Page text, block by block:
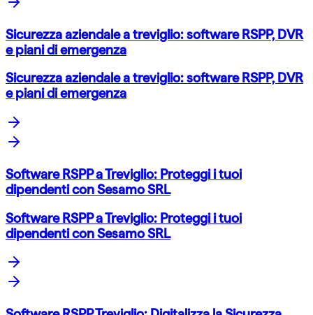
Sicurezza aziendale a treviglio: software RSPP, DVR
e piani di emergenza
Sicurezza aziendale a treviglio: software RSPP, DVR
e piani di emergenza
Software RSPP a Treviglio: Proteggi i tuoi
dipendenti con Sesamo SRL
Software RSPP a Treviglio: Proteggi i tuoi
dipendenti con Sesamo SRL